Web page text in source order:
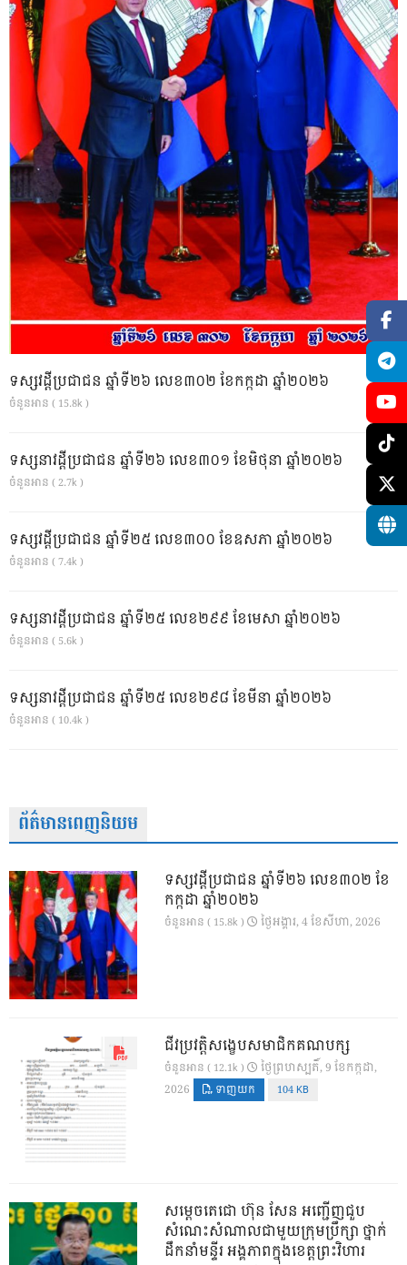
ទស្សវដ្តីប្រជាជន ឆ្នាំទី២៦ លេខ៣០២ ខែកក្កដា ឆ្នាំ២០២៦
ចំនួនអាន ( 15.8k )
ទស្សនាវដ្ដីប្រជាជន ឆ្នាំទី២៦ លេខ៣០១ ខែមិថុនា ឆ្នាំ២០២៦
ចំនួនអាន ( 2.7k )
ទស្សវដ្តីប្រជាជន ឆ្នាំទី២៥ លេខ៣០០ ខែឧសភា ឆ្នាំ២០២៦
ចំនួនអាន ( 7.4k )
ទស្សនាវដ្ដីប្រជាជន ឆ្នាំទី២៥ លេខ២៩៩ ខែមេសា ឆ្នាំ២០២៦
ចំនួនអាន ( 5.6k )
ទស្សនាវដ្ដីប្រជាជន ឆ្នាំទី២៥ លេខ២៩៨ ខែមីនា ឆ្នាំ២០២៦
ចំនួនអាន ( 10.4k )
ព័ត៌មានពេញនិយម
ទស្សវដ្តីប្រជាជន ឆ្នាំទី២៦ លេខ៣០២ ខែ
កក្កដា ឆ្នាំ២០២៦
ចំនួនអាន ( 15.8k ) ថ្ងៃ​អង្គារ, 4 ខែ​សីហា, 2026
ជីវប្រវត្តិសង្ខេបសមាជិកគណបក្ស
ចំនួនអាន ( 12.1k )
ថ្ងៃ​ព្រហស្បតិ៍, 9 ខែ​កក្កដា,
2026
ទាញយក 104 KB
សម្តេចតេជោ ហ៊ុន សែន អញ្ជើញជួប
សំណេះសំណាលជាមួយក្រុមប្រឹក្សា ថ្នាក់
ដឹកនាំមន្ទីរ អង្គភាពក្នុងខេត្តព្រះវិហារ